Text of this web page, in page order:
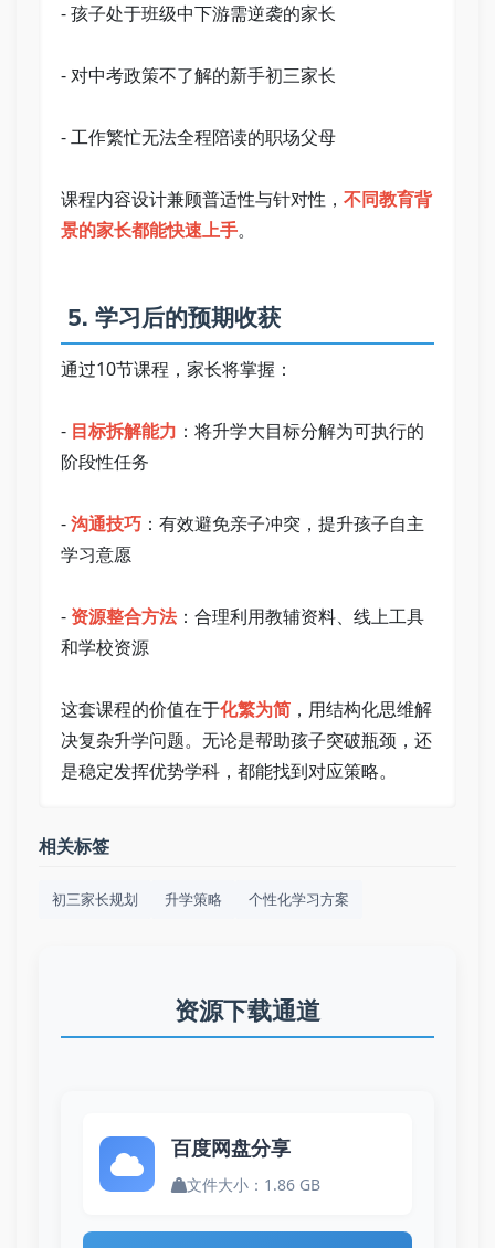
- 孩子处于班级中下游需逆袭的家长
- 对中考政策不了解的新手初三家长
- 工作繁忙无法全程陪读的职场父母
课程内容设计兼顾普适性与针对性， 不同教育背
景的家长都能快速上手。
5. 学习后的预期收获
通过10节课程，家长将掌握：
- 目标拆解能力 ：将升学大目标分解为可执行的
阶段性任务
- 沟通技巧 ：有效避免亲子冲突，提升孩子自主
学习意愿
- 资源整合方法：合理利用教辅资料、线上工具
和学校资源
这套课程的价值在于化繁为简 ，用结构化思维解
决复杂升学问题。无论是帮助孩子突破瓶颈，还
是稳定发挥优势学科，都能找到对应策略。
相关标签
初三家长规划 升学策略 个性化学习方案
资源下载通道
百度网盘分享
文件大小：1.86 GB